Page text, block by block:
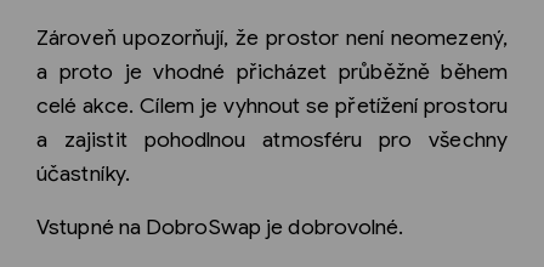
Zároveň upozorňují, že prostor není neomezený,
a proto je vhodné přicházet průběžně během
celé akce. Cílem je vyhnout se přetížení prostoru
a zajistit pohodlnou atmosféru pro všechny
účastníky.
Vstupné na DobroSwap je dobrovolné.